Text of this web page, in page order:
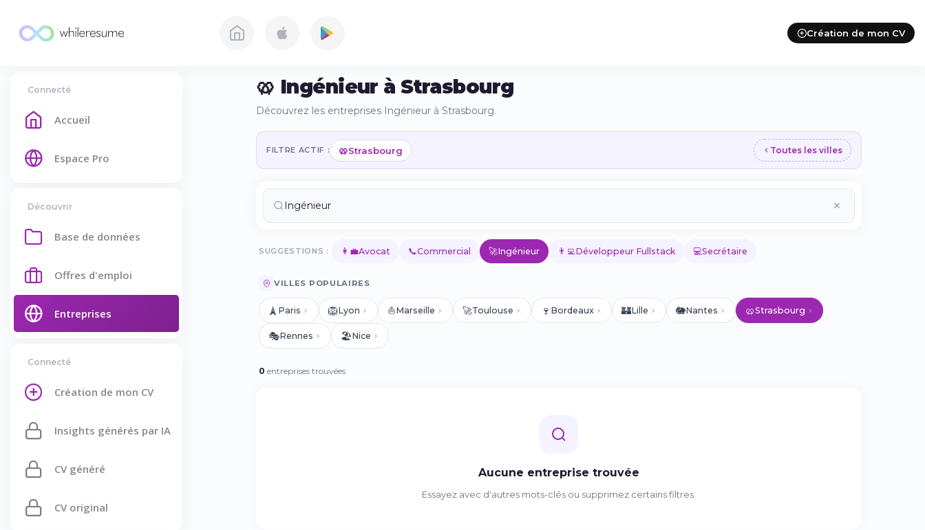
Création de mon CV
Connecté
Accueil
Espace Pro
Découvrir
Base de données
Offres d'emploi
Entreprises
Connecté
Création de mon CV
Insights générés par IA
CV généré
CV original
🥨 Ingénieur à Strasbourg
Découvrez les entreprises Ingénieur à Strasbourg.
FILTRE ACTIF : 🥨Strasbourg Toutes les villes
SUGGESTIONS : 👩‍💼Avocat 📞Commercial 🚀Ingénieur 👨‍💻Développeur Fullstack 💻Secrétaire
VILLES POPULAIRES
🗼 Paris 🦁Lyon ⛵Marseille 🚀Toulouse 🍷 Bordeaux 🏰Lille 🐘Nantes 🥨Strasbourg
🎭Rennes 🏖️Nice
0 entreprises trouvées
Aucune entreprise trouvée
Essayez avec d'autres mots-clés ou supprimez certains filtres.